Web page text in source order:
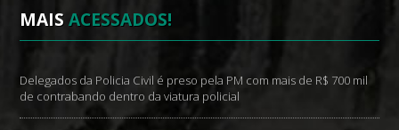
MAISACESSADOS!
Delegados da Policia Civil é preso pela PM com mais de R$ 700 mil
de contrabando dentro da viatura policial